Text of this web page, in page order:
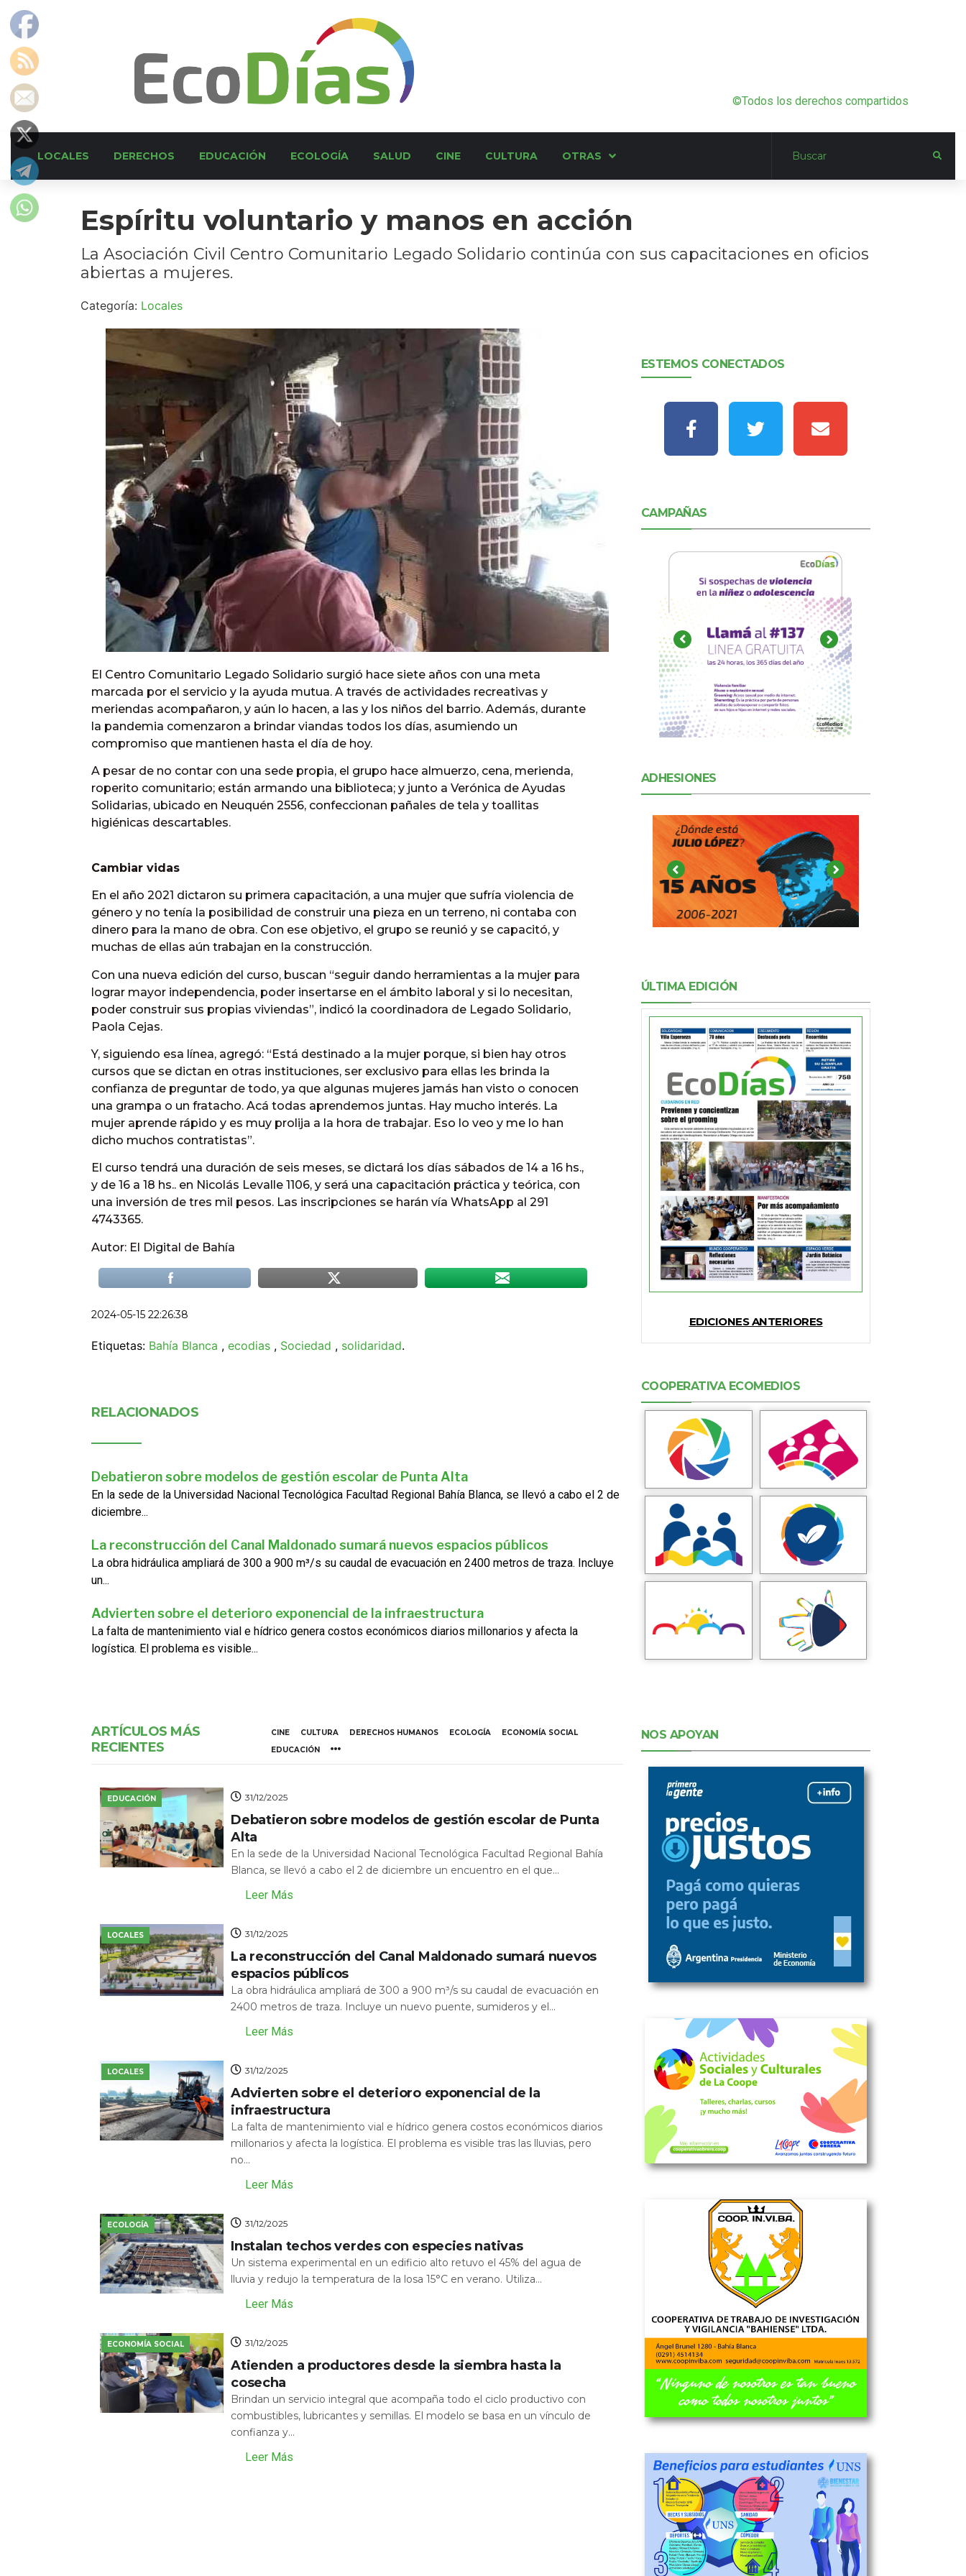
©Todos los derechos compartidos
LOCALES DERECHOS EDUCACIÓN ECOLOGÍA SALUD CINE CULTURA OTRAS
Espíritu voluntario y manos en acción
La Asociación Civil Centro Comunitario Legado Solidario continúa con sus capacitaciones en oficios
abiertas a mujeres.
Categoría: Locales
El Centro Comunitario Legado Solidario surgió hace siete años con una meta
marcada por el servicio y la ayuda mutua. A través de actividades recreativas y
meriendas acompañaron, y aún lo hacen, a las y los niños del barrio. Además, durante
la pandemia comenzaron a brindar viandas todos los días, asumiendo un
compromiso que mantienen hasta el día de hoy.
A pesar de no contar con una sede propia, el grupo hace almuerzo, cena, merienda,
roperito comunitario; están armando una biblioteca; y junto a Verónica de Ayudas
Solidarias, ubicado en Neuquén 2556, confeccionan pañales de tela y toallitas
higiénicas descartables.
Cambiar vidas
En el año 2021 dictaron su primera capacitación, a una mujer que sufría violencia de
género y no tenía la posibilidad de construir una pieza en un terreno, ni contaba con
dinero para la mano de obra. Con ese objetivo, el grupo se reunió y se capacitó, y
muchas de ellas aún trabajan en la construcción.
Con una nueva edición del curso, buscan “seguir dando herramientas a la mujer para
lograr mayor independencia, poder insertarse en el ámbito laboral y si lo necesitan,
poder construir sus propias viviendas”, indicó la coordinadora de Legado Solidario,
Paola Cejas.
Y, siguiendo esa línea, agregó: “Está destinado a la mujer porque, si bien hay otros
cursos que se dictan en otras instituciones, ser exclusivo para ellas les brinda la
confianza de preguntar de todo, ya que algunas mujeres jamás han visto o conocen
una grampa o un fratacho. Acá todas aprendemos juntas. Hay mucho interés. La
mujer aprende rápido y es muy prolija a la hora de trabajar. Eso lo veo y me lo han
dicho muchos contratistas”.
El curso tendrá una duración de seis meses, se dictará los días sábados de 14 a 16 hs.,
y de 16 a 18 hs.. en Nicolás Levalle 1106, y será una capacitación práctica y teórica, con
una inversión de tres mil pesos. Las inscripciones se harán vía WhatsApp al 291
4743365.
Autor: El Digital de Bahía
2024-05-15 22:26:38
Etiquetas: Bahía Blanca , ecodias , Sociedad , solidaridad.
RELACIONADOS
Debatieron sobre modelos de gestión escolar de Punta Alta
En la sede de la Universidad Nacional Tecnológica Facultad Regional Bahía Blanca, se llevó a cabo el 2 de
diciembre...
La reconstrucción del Canal Maldonado sumará nuevos espacios públicos
La obra hidráulica ampliará de 300 a 900 m³/s su caudal de evacuación en 2400 metros de traza. Incluye
un...
Advierten sobre el deterioro exponencial de la infraestructura
La falta de mantenimiento vial e hídrico genera costos económicos diarios millonarios y afecta la
logística. El problema es visible...
ARTÍCULOS MÁS
RECIENTES
CINE CULTURA DERECHOS HUMANOS ECOLOGÍA
ECONOMÍA SOCIAL
EDUCACIÓN
EDUCACIÓN 31/12/2025
Debatieron sobre modelos de gestión escolar de Punta
Alta
En la sede de la Universidad Nacional Tecnológica Facultad Regional Bahía
Blanca, se llevó a cabo el 2 de diciembre un encuentro en el que...
Leer Más
LOCALES 31/12/2025
La reconstrucción del Canal Maldonado sumará nuevos
espacios públicos
La obra hidráulica ampliará de 300 a 900 m³/s su caudal de evacuación en
2400 metros de traza. Incluye un nuevo puente, sumideros y el...
Leer Más
LOCALES 31/12/2025
Advierten sobre el deterioro exponencial de la
infraestructura
La falta de mantenimiento vial e hídrico genera costos económicos diarios
millonarios y afecta la logística. El problema es visible tras las lluvias, pero
no...
Leer Más
ECOLOGÍA 31/12/2025
Instalan techos verdes con especies nativas
Un sistema experimental en un edificio alto retuvo el 45% del agua de
lluvia y redujo la temperatura de la losa 15°C en verano. Utiliza...
Leer Más
ECONOMÍA SOCIAL 31/12/2025
Atienden a productores desde la siembra hasta la
cosecha
Brindan un servicio integral que acompaña todo el ciclo productivo con
combustibles, lubricantes y semillas. El modelo se basa en un vínculo de
confianza y...
Leer Más
ESTEMOS CONECTADOS
CAMPAÑAS
ADHESIONES
ÚLTIMA EDICIÓN
EDICIONES ANTERIORES
COOPERATIVA ECOMEDIOS
NOS APOYAN